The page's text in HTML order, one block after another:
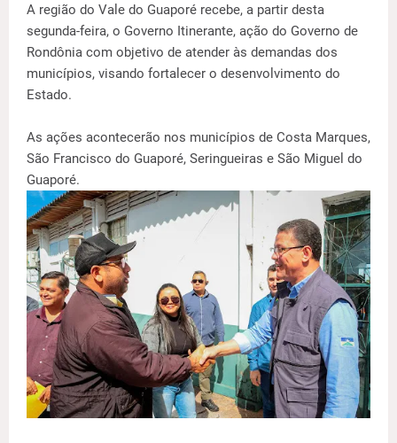
A região do Vale do Guaporé recebe, a partir desta
segunda-feira, o Governo Itinerante, ação do Governo de
Rondônia com objetivo de atender às demandas dos
municípios, visando fortalecer o desenvolvimento do
Estado.
As ações acontecerão nos municípios de Costa Marques,
São Francisco do Guaporé, Seringueiras e São Miguel do
Guaporé.